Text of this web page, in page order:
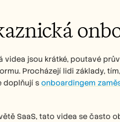
videa jsou krátké, poutavé
Procházejí lidi základy,
doplňují s onboardingem
SaaS, tato videa se často